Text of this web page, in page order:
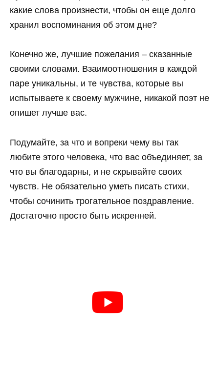
какие слова произнести, чтобы он еще долго
хранил воспоминания об этом дне?
Конечно же, лучшие пожелания – сказанные
своими словами. Взаимоотношения в каждой
паре уникальны, и те чувства, которые вы
испытываете к своему мужчине, никакой поэт не
опишет лучше вас.
Подумайте, за что и вопреки чему вы так
любите этого человека, что вас объединяет, за
что вы благодарны, и не скрывайте своих
чувств. Не обязательно уметь писать стихи,
чтобы сочинить трогательное поздравление.
Достаточно просто быть искренней.